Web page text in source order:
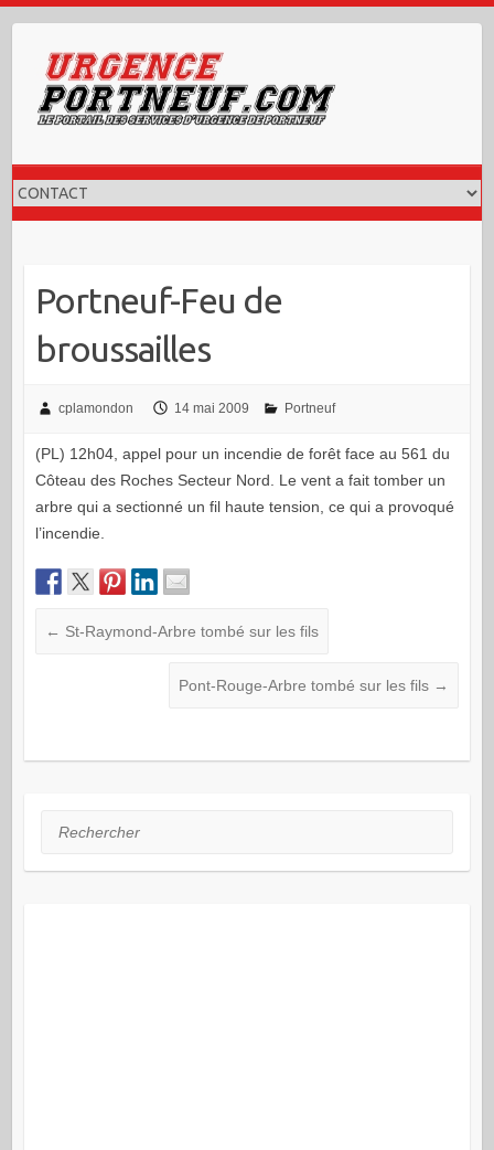
content
Portneuf-Feu de
broussailles
cplamondon 14 mai 2009 Portneuf
(PL) 12h04, appel pour un incendie de forêt face au 561 du
Côteau des Roches Secteur Nord. Le vent a fait tomber un
arbre qui a sectionné un fil haute tension, ce qui a provoqué
l’incendie.
← St-Raymond-Arbre tombé sur les fils
Pont-Rouge-Arbre tombé sur les fils →
Rechercher